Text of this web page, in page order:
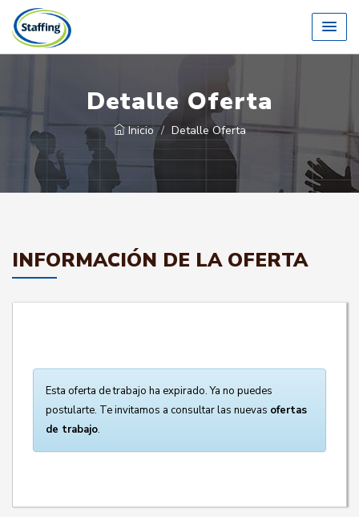
Detalle Oferta
Inicio Detalle Oferta
INFORMACIÓN DE LA OFERTA
Esta oferta de trabajo ha expirado. Ya no puedes
postularte. Te invitamos a consultar las nuevas ofertas
de trabajo.